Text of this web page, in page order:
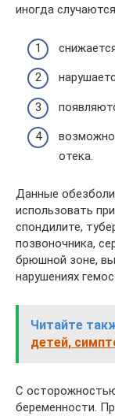
иногда
возможно
отека.
Данные
использовать
спондилите,
позвоночника,
брюшной зоне,
нарушениях
Читайте
детей,
С
беременности.